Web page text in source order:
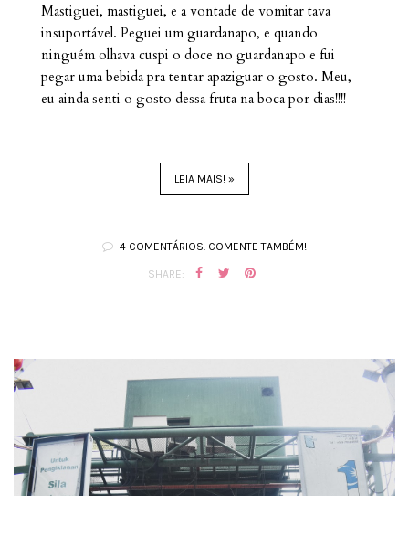
Mastiguei, mastiguei, e a vontade de vomitar tava
insuportável. Peguei um guardanapo, e quando
ninguém olhava cuspi o doce no guardanapo e fui
pegar uma bebida pra tentar apaziguar o gosto. Meu,
eu ainda senti o gosto dessa fruta na boca por dias!!!!
LEIA MAIS! »
4 COMENTÁRIOS. COMENTE TAMBÉM!
SHARE: